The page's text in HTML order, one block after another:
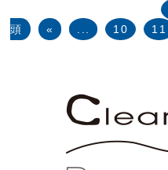
頭
« 10 11